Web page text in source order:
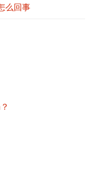
么回事